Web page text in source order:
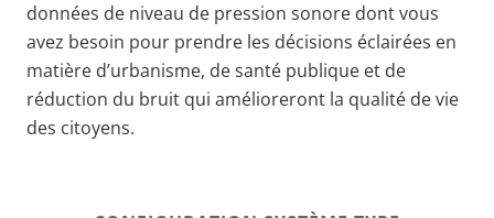
données de niveau de pression sonore dont vous
avez besoin pour prendre les décisions éclairées en
matière d’urbanisme, de santé publique et de
réduction du bruit qui amélioreront la qualité de vie
des citoyens.